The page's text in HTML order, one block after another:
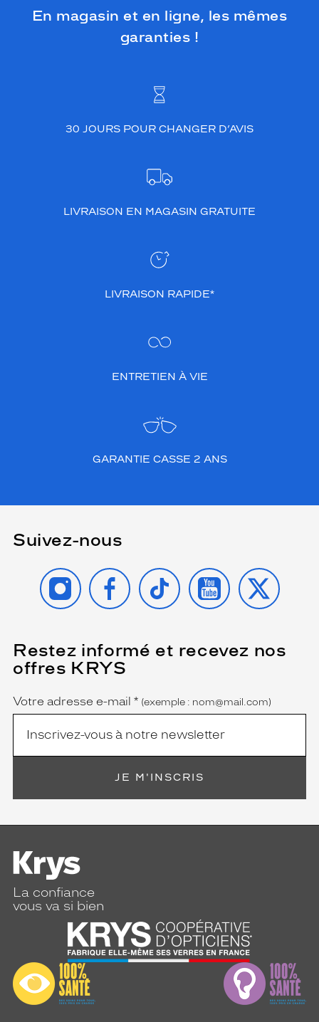
En magasin et en ligne, les mêmes
garanties !
30 JOURS POUR CHANGER D’AVIS
LIVRAISON EN MAGASIN GRATUITE
LIVRAISON RAPIDE*
ENTRETIEN À VIE
GARANTIE CASSE 2 ANS
Suivez-nous
INSTAGRAMFACEBOOK
TIKTOK YOUTUBE
X
Restez informé et recevez nos
offres KRYS
Name
Votre adresse e-mail *
(Ce
champ
est
obligatoire)
(exemple : nom@mail.com)
JE M'INSCRIS
La confiance
vous va si bien